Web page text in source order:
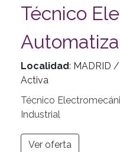
Técnico
Localidad: MADRID /
Activa
Técnico
Industrial
Ver oferta